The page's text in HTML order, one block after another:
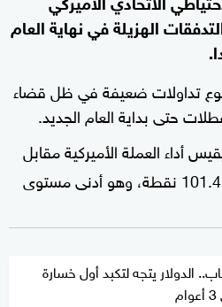
الهزيلة في نهاية العام
تداولات ضعيفة في ظل قضاء
حتى بداية العام الجديد.
أداء العملة الأميركية مقابل
ستة عملات منافسة، إلى 101.41 نقطة، وهو أدنى مستوى
الدولار يتجه لتكبد أول خسارة